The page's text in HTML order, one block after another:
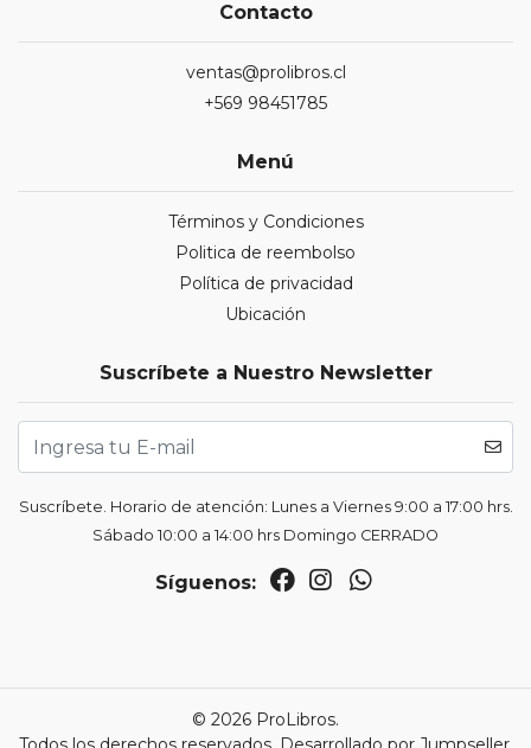
Contacto
ventas@prolibros.cl
+569 98451785
Menú
Términos y Condiciones
Politica de reembolso
Política de privacidad
Ubicación
Suscríbete a Nuestro Newsletter
Suscríbete. Horario de atención: Lunes a Viernes 9:00 a 17:00 hrs.
Sábado 10:00 a 14:00 hrs Domingo CERRADO
Síguenos:
© 2026 ProLibros.